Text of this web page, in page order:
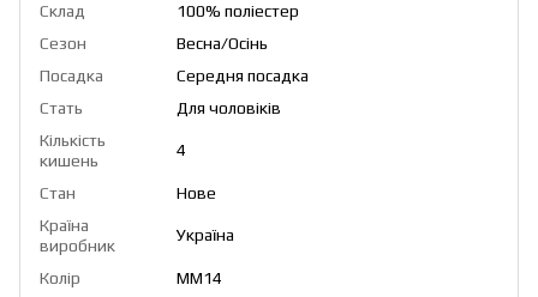
Склад
100% поліестер
Сезон
Весна/Осінь
Посадка
Середня посадка
Стать
Для чоловіків
Кількість
кишень
4
Стан
Нове
Країна
виробник
Україна
Колір
ММ14